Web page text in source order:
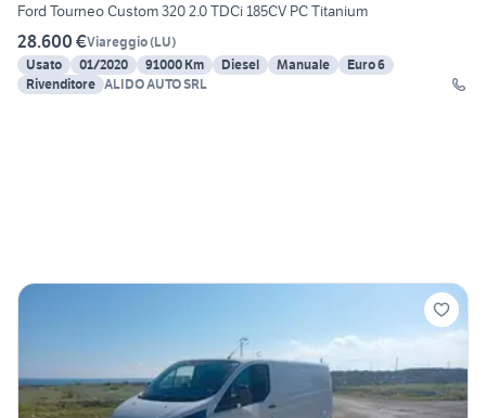
Ford Tourneo Custom 320 2.0 TDCi 185CV PC Titanium
28.600 €Viareggio(LU)
Usato
01/2020 91000 Km Diesel Manuale
Euro 6
Rivenditore ALIDO AUTO SRL